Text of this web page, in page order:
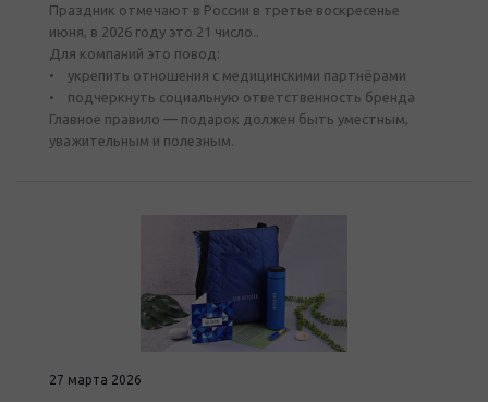
Праздник отмечают в России в третье воскресенье
июня, в 2026 году это 21 число..
Для компаний это повод:
• укрепить отношения с медицинскими партнёрами
• подчеркнуть социальную ответственность бренда
Главное правило — подарок должен быть уместным,
уважительным и полезным.
27 марта 2026